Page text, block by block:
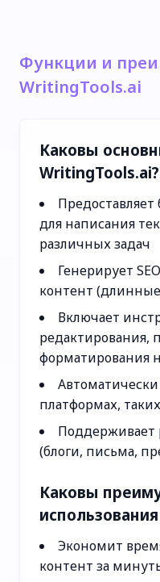
Функции и
WritingTools.ai
Каковы
WritingTools.ai?
для написания
различных задач
Генерирует
контент
Включает
редактирования,
форматирования
платформах,
Поддерживает
(блоги, письма,
Каковы
Экономит
контент за